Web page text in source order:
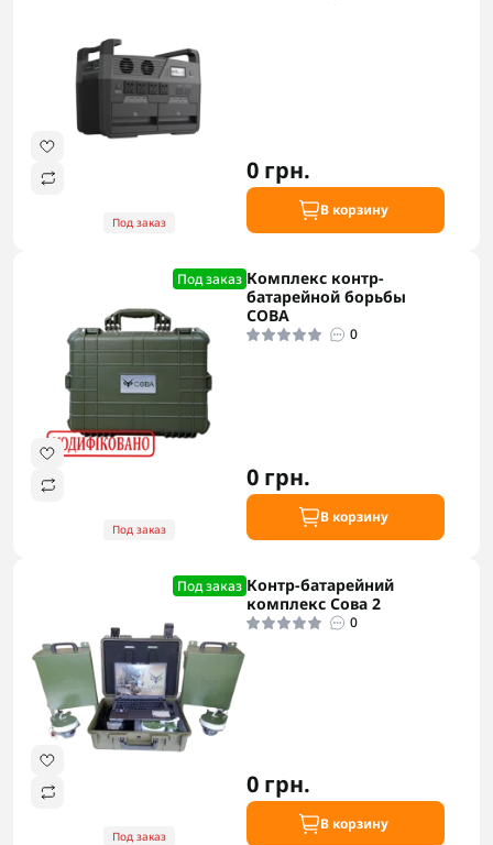
Под заказ
0 грн.
В корзину
Под заказ
Под заказ
Комплекс контр-
батарейной борьбы
СОВА
0
0 грн.
В корзину
Под заказ
Под заказ
Контр-батарейний
комплекс Сова 2
0
0 грн.
В корзину